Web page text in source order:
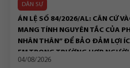
DÂN SỰ
ÁN LỆ SỐ 84/2026/AL: CĂN CỨ
MANG TÍNH NGUYÊN TẮC CỦA
NHÂN THÂN” ĐỂ BẢO ĐẢM LỢI
EM TRONG TRƯỜNG HỢP
ĐỘC THÂN CHẾT
04/08/2026